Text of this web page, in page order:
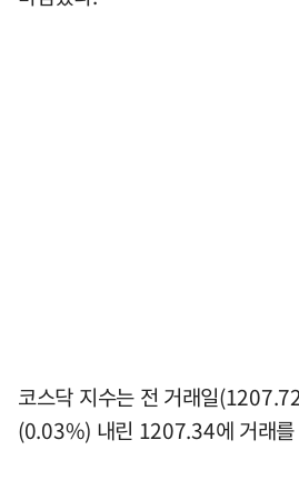
코스닥 지수는 전 거래일
(0.03%) 내린 1207.34에 거래를